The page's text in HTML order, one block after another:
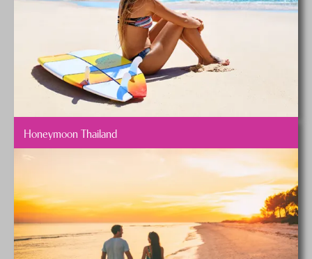
Honeymoon Thailand